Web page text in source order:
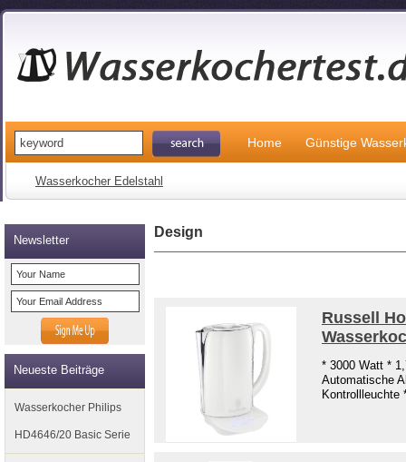
Home Günstige
Wasserkocher Edelstahl
Newsletter
Neueste Beiträge
Wasserkocher Philips
HD4646/20 Basic Serie
Design
Russell
* 3000 Watt *
Automatische
Kontrollleuchte